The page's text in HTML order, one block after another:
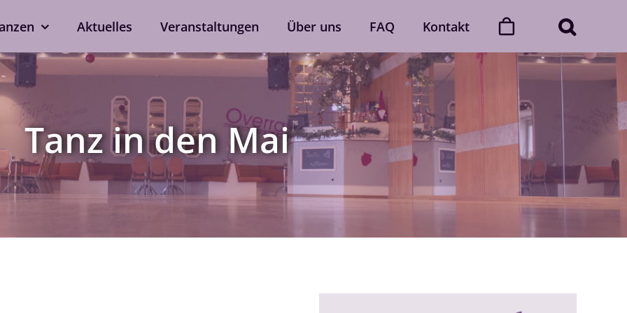
Tanzen ohne Partner
Line Dance
Single-Anmeldung
Privatstunden
Nach Verfügbarkeit auch gerne
bei eurem Wunschtrainer. Auch
Dance with friends
Der „Dance with friends“-Club
Mehr erfahren
Gutscheine
Momente voller Rhythmus und
Aktuelles Veranstaltungen Über uns FAQ Kontakt
Tanz in den Mai